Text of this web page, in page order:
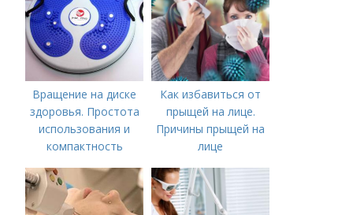
следующие действия:
Вращение на диске
здоровья. Простота
использования и
компактность
Как избавиться от
прыщей на лице.
Причины прыщей на
лице